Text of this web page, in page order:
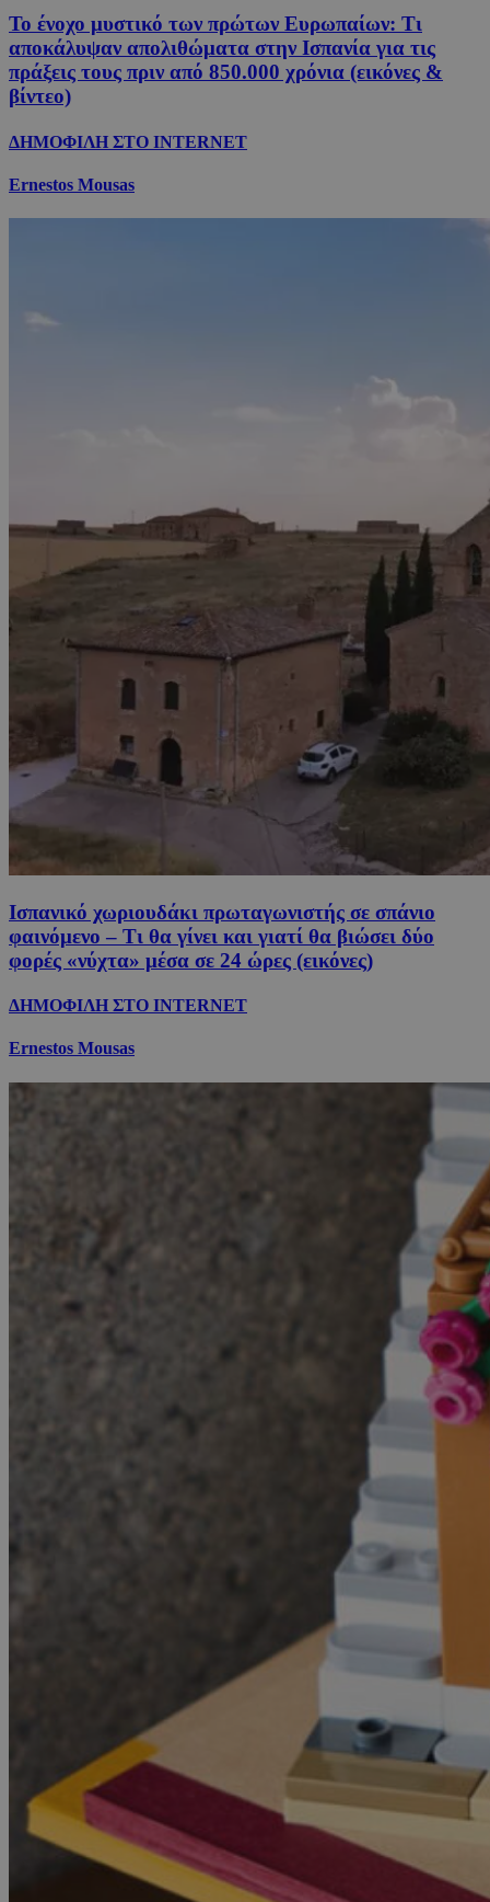
Το ένοχο μυστικό των πρώτων Ευρωπαίων: Τι
αποκάλυψαν απολιθώματα στην Ισπανία για τις
πράξεις τους πριν από 850.000 χρόνια (εικόνες &
βίντεο)
ΔΗΜΟΦΙΛΗ ΣΤΟ INTERNET
Ernestos Mousas
Ισπανικό χωριουδάκι πρωταγωνιστής σε σπάνιο
φαινόμενο – Τι θα γίνει και γιατί θα βιώσει δύο
φορές «νύχτα» μέσα σε 24 ώρες (εικόνες)
ΔΗΜΟΦΙΛΗ ΣΤΟ INTERNET
Ernestos Mousas